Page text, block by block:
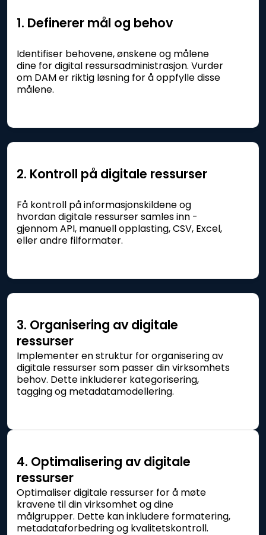
1. Definerer mål og behov
Identifiser behovene, ønskene og målene
dine for digital ressursadministrasjon. Vurder
om DAM er riktig løsning for å oppfylle disse
målene.
2. Kontroll på digitale ressurser
Få kontroll på informasjonskildene og
hvordan digitale ressurser samles inn -
gjennom API, manuell opplasting, CSV, Excel,
eller andre filformater.
4. Optimalisering av digitale
ressurser
Optimaliser digitale ressurser for å møte
kravene til din virksomhet og dine
målgrupper. Dette kan inkludere formatering,
metadataforbedring og kvalitetskontroll.
3. Organisering av digitale
ressurser
Implementer en struktur for organisering av
digitale ressurser som passer din virksomhets
behov. Dette inkluderer kategorisering,
tagging og metadatamodellering.